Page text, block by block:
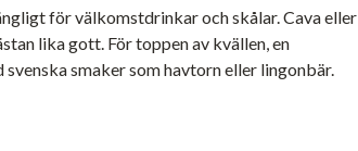
för välkomstdrinkar och skålar. Cava eller
lika gott. För toppen av kvällen, en
smaker som havtorn eller lingonbär.